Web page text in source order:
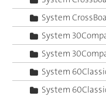
System
System
System
System
System